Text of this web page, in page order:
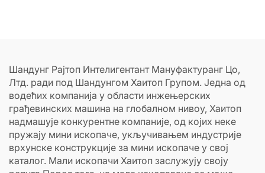
Шандунг Рајтоп Интелигентант Мануфактуранг Цо,
Лтд. ради под Шандунгом Хаитоп Групом. Једна од
водећих компанија у области инжењерских
грађевинских машина на глобалном нивоу, Хаитоп
надмашује конкурентне компаније, од којих неке
пружају мини ископаче, укључивањем индустрије
врхунске конструкције за мини ископаче у свој
каталог. Мали ископачи Хаитоп заслужују своју